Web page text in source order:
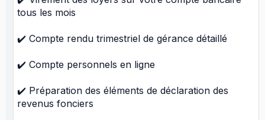
tous les mois
✔️ Compte rendu trimestriel de gérance détaillé
✔️ Compte personnels en ligne
✔️ Préparation des éléments de déclaration des
revenus fonciers